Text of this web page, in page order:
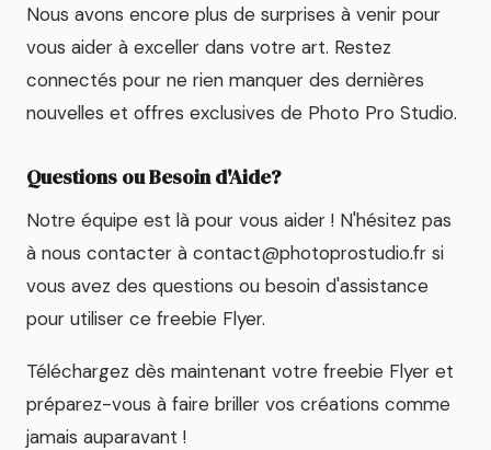
Nous avons encore plus de surprises à venir pour
vous aider à exceller dans votre art. Restez
connectés pour ne rien manquer des dernières
nouvelles et offres exclusives de Photo Pro Studio.
Questions ou Besoin d'Aide?
Notre équipe est là pour vous aider ! N'hésitez pas
à nous contacter à contact@photoprostudio.fr si
vous avez des questions ou besoin d'assistance
pour utiliser ce freebie Flyer.
Téléchargez dès maintenant votre freebie Flyer et
préparez-vous à faire briller vos créations comme
jamais auparavant !